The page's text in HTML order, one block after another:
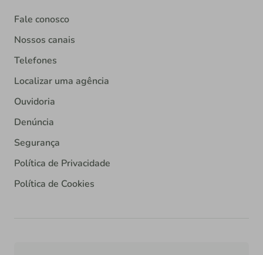
Fale conosco
Nossos canais
Telefones
Localizar uma agência
Ouvidoria
Denúncia
Segurança
Política de Privacidade
Política de Cookies